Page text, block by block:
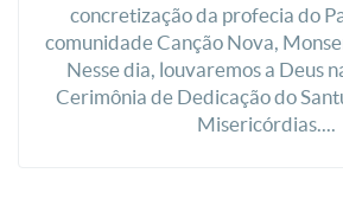
concretização da profecia do
comunidade Canção Nova,
Nesse dia, louvaremos a Deus
Cerimônia de Dedicação do
Misericórdias....